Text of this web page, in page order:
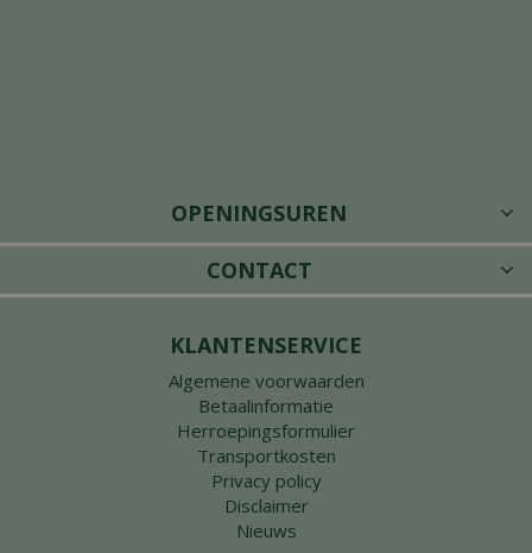
OPENINGSUREN
CONTACT
KLANTENSERVICE
Algemene voorwaarden
Betaalinformatie
Herroepingsformulier
Transportkosten
Privacy policy
Disclaimer
Nieuws